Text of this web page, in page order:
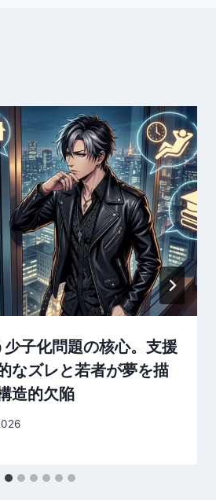
子化問題の核心。支援
なズレと若者が夢を描
造的欠陥